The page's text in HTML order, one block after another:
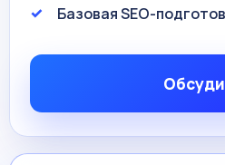
Базовая SEO-